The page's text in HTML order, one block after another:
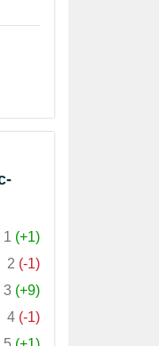
1 (+1)
2 (-1)
3 (+9)
4 (-1)